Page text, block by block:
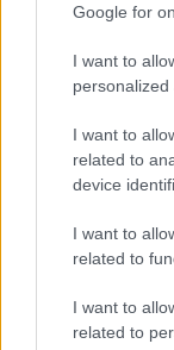
Google for
I want to
personalized
I want to
related to
device
I want to
related to
I want to
related to
γυμναστή